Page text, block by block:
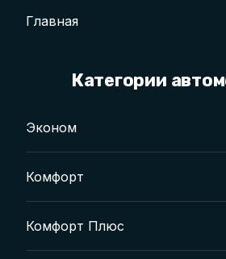
Главная
Категории
Эконом
Комфорт
Комфорт Плюс